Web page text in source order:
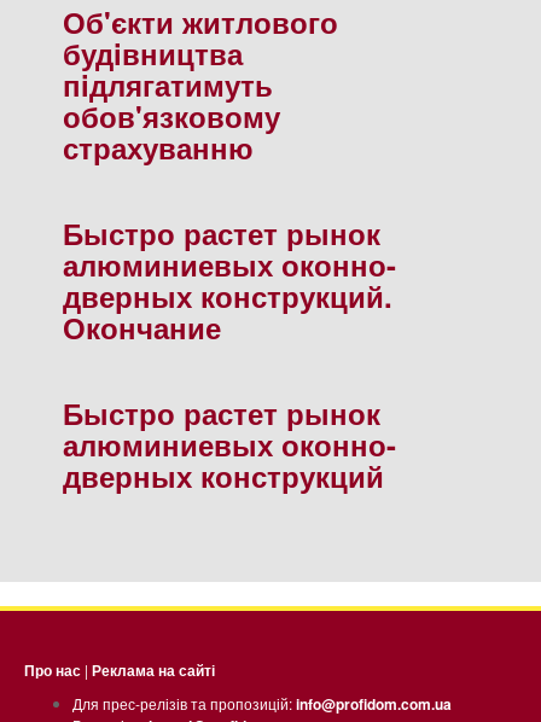
Об'єкти житлового
будiвництва
пiдлягатимуть
обов'язковому
страхуванню
Быстро растет рынок
алюминиевых оконно-
дверных конструкций.
Окончание
Быстро растет рынок
алюминиевых оконно-
дверных конструкций
Про нас | Реклама на сайті
Для прес-релізів та пропозицій:info@profidom.com.ua